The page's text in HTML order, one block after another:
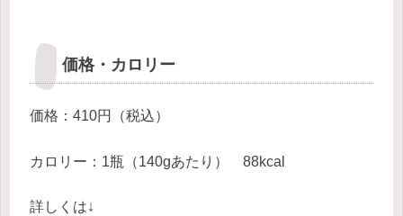
価格・カロリー
価格：410円（税込）
カロリー：1瓶（140gあたり） 88kcal
詳しくは↓